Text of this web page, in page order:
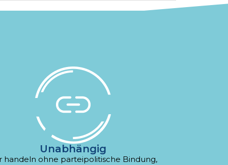
Unabhängig
handeln ohne parteipolitische Bindung,